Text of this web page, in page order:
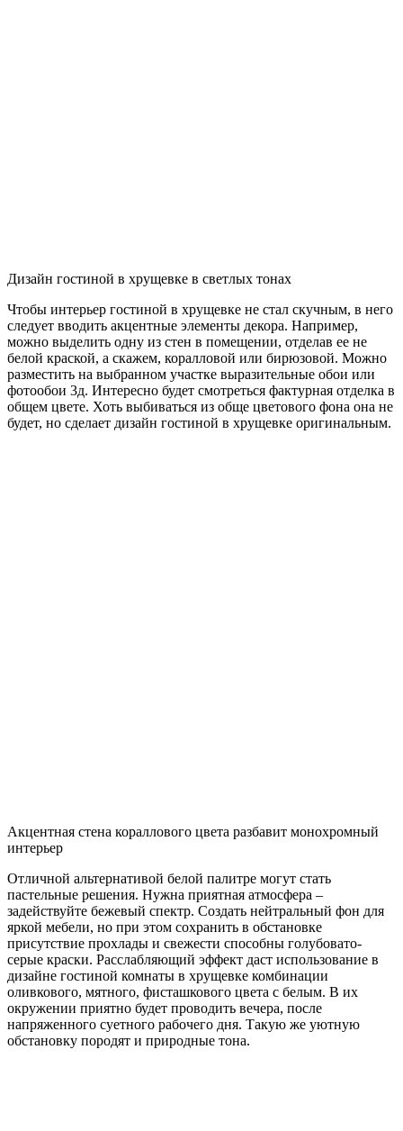
Дизайн гостиной в хрущевке в светлых тонах
Чтобы интерьер гостиной в хрущевке не стал скучным, в него
следует вводить акцентные элементы декора. Например,
можно выделить одну из стен в помещении, отделав ее не
белой краской, а скажем, коралловой или бирюзовой. Можно
разместить на выбранном участке выразительные обои или
фотообои 3д. Интересно будет смотреться фактурная отделка в
общем цвете. Хоть выбиваться из обще цветового фона она не
будет, но сделает дизайн гостиной в хрущевке оригинальным.
Акцентная стена кораллового цвета разбавит монохромный
интерьер
Отличной альтернативой белой палитре могут стать
пастельные решения. Нужна приятная атмосфера –
задействуйте бежевый спектр. Создать нейтральный фон для
яркой мебели, но при этом сохранить в обстановке
присутствие прохлады и свежести способны голубовато-
серые краски. Расслабляющий эффект даст использование в
дизайне гостиной комнаты в хрущевке комбинации
оливкового, мятного, фисташкового цвета с белым. В их
окружении приятно будет проводить вечера, после
напряженного суетного рабочего дня. Такую же уютную
обстановку породят и природные тона.